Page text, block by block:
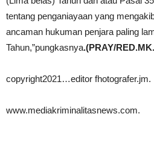
tentang penganiayaan yang
ancaman hukuman penjara paling
Tahun,”pungkasnya.(PRAY/
copyright2021…editor fhotografer.jm.
www.mediakriminalitasnews.com.